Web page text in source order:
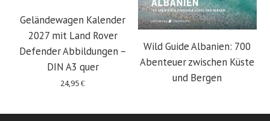
Geländewagen Kalender
2027 mit Land Rover
Defender Abbildungen –
DIN A3 quer
24,95€
Wild Guide Albanien: 700
Abenteuer zwischen Küste
und Bergen